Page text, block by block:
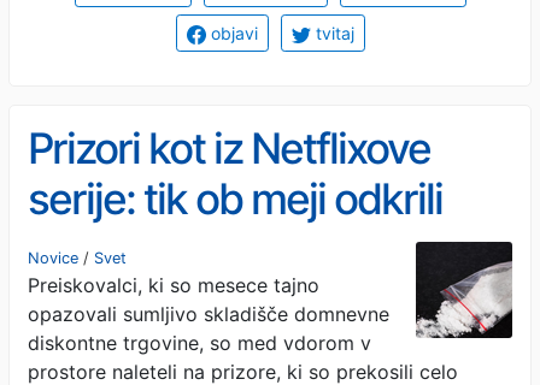
objavi tvitaj
Prizori kot iz Netflixove
serije: tik ob meji odkrili
megalomanski 600-
metrski predor z lastnim
vlakom in elektriko
Novice / Svet
Preiskovalci, ki so mesece tajno
opazovali sumljivo skladišče domnevne
diskontne trgovine, so med vdorom v
prostore naleteli na prizore, ki so prekosili celo